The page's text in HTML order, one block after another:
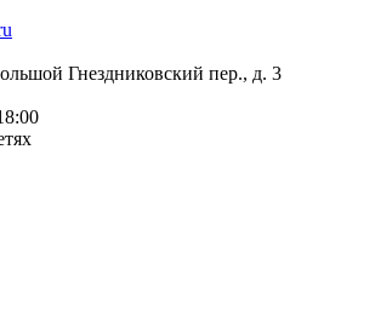
Гнездниковский пер., д. 3